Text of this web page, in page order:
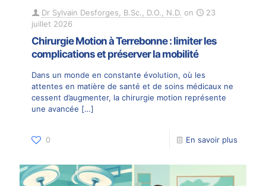
Dr Sylvain Desforges, B.Sc., D.O., N.D. on
23
juillet 2026
Chirurgie Motion à Terrebonne : limiter les
complications et préserver la mobilité
Dans un monde en constante évolution, où les
attentes en matière de santé et de soins médicaux ne
cessent d’augmenter, la chirurgie motion représente
une avancée […]
0 En savoir plus